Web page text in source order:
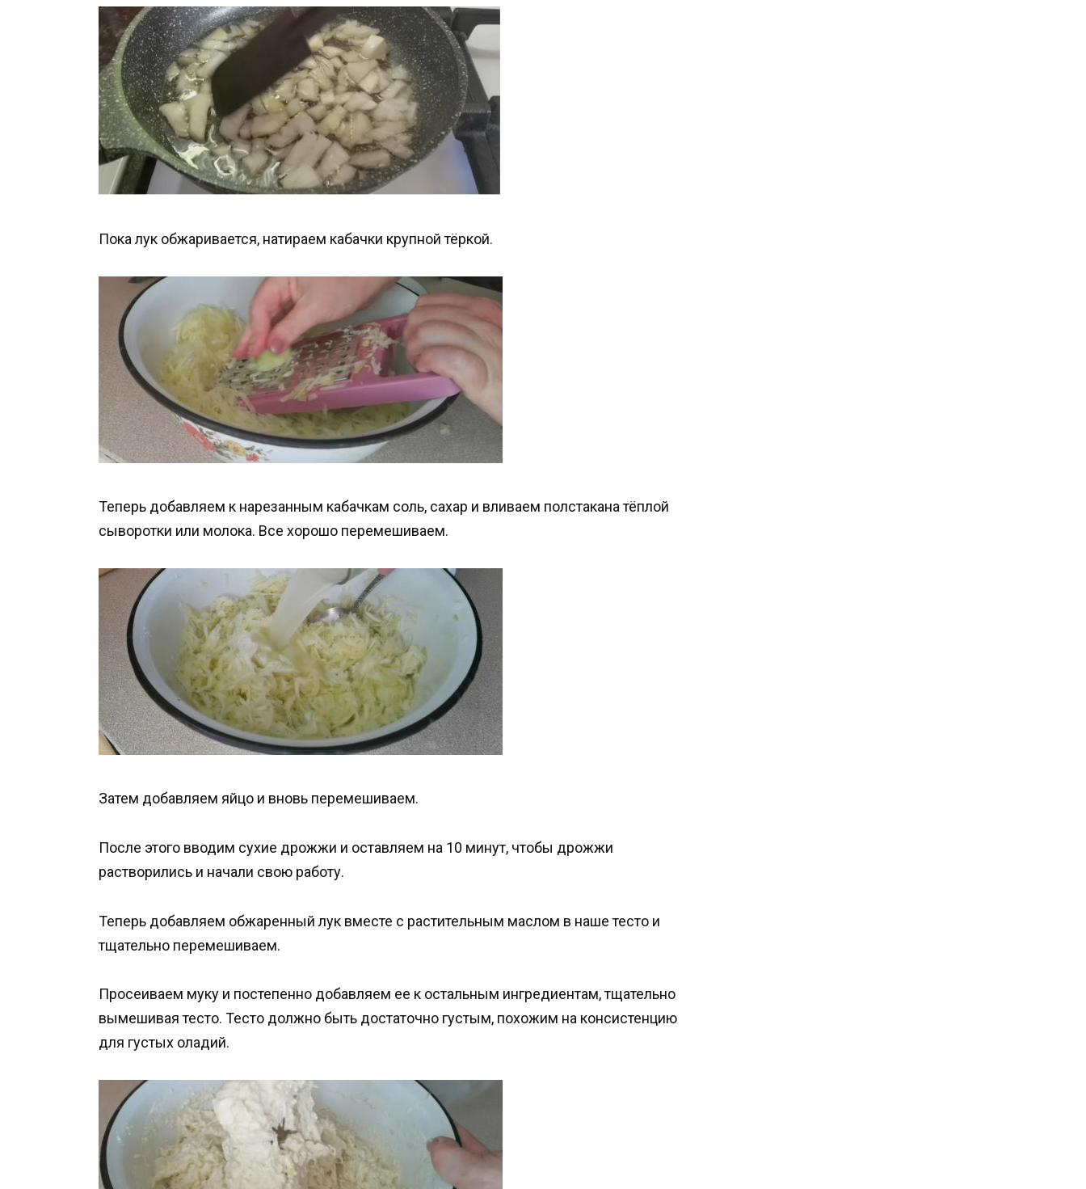
Пока лук обжаривается, натираем кабачки крупной тёркой.
Теперь добавляем к нарезанным кабачкам соль, сахар и вливаем полстакана тёплой
сыворотки или молока. Все хорошо перемешиваем.
Затем добавляем яйцо и вновь перемешиваем.
После этого вводим сухие дрожжи и оставляем на 10 минут, чтобы дрожжи
растворились и начали свою работу.
Теперь добавляем обжаренный лук вместе с растительным маслом в наше тесто и
тщательно перемешиваем.
Просеиваем муку и постепенно добавляем ее к остальным ингредиентам, тщательно
вымешивая тесто. Тесто должно быть достаточно густым, похожим на консистенцию
для густых оладий.